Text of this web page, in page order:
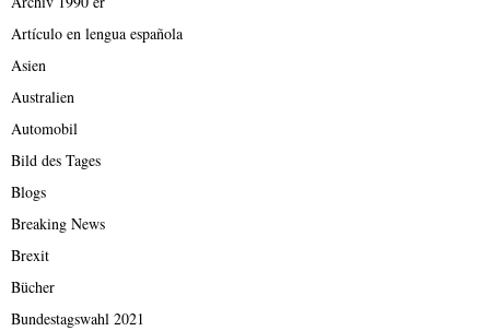
Artículo en lengua española
Asien
Australien
Automobil
Bild des Tages
Blogs
Breaking News
Brexit
Bücher
Bundestagswahl 2021